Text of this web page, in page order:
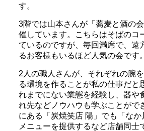
す。
3階では山本さんが「蕎麦と酒の
催しています。こちらはそばのコ
ているのですが、毎回満席で、遠
るお客様もいるほど人気の会です。
2人の職人さんが、それぞれの腕
る環境を作ることが私の仕事だと
れまでにない業態を経験し、器や
れ先などノウハウも学ぶことがで
にある「炭焼笑店 陽」でも「なか
メニューを提供するなど店舗同士